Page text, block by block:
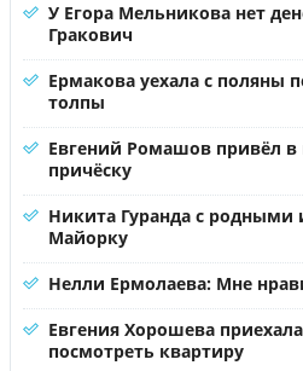
У Егора Мельникова нет
Гракович
Ермакова уехала с поляны
толпы
Евгений Ромашов привёл в
причёску
Никита Гуранда с родными
Майорку
Нелли Ермолаева: Мне
Евгения Хорошева
посмотреть квартиру